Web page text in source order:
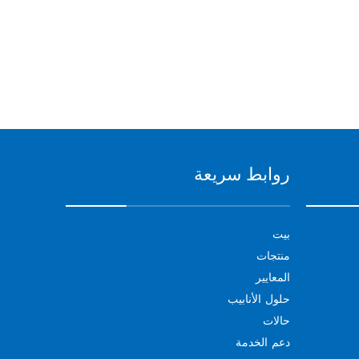
روابط سريعة
بيت
منتجات
المعايير
حلول الأنابيب
حالات
دعم الخدمة